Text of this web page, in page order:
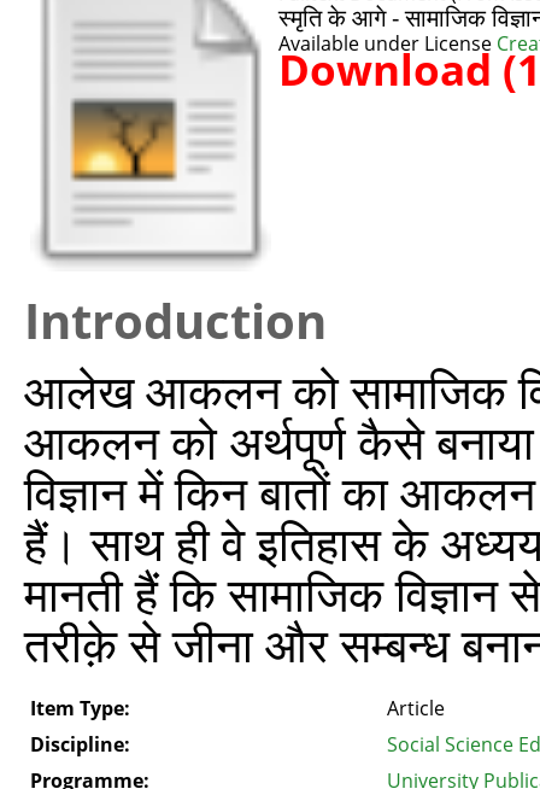
स्मृति के आगे - सामाजिक
Available under License
Download
Introduction
आलेख आकलन को सामाजिक
आकलन को अर्थपूर्ण कैसे
विज्ञान में किन बातों का
हैं। साथ ही वे इतिहास के
मानती हैं कि सामाजिक विज्ञान
तरीक़े से जीना और सम्बन्ध
Item Type:
Article
Discipline:
Social Science
Programme:
University